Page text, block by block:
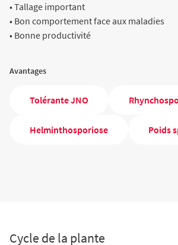
• Tallage important
• Bon comportement face aux maladies
• Bonne productivité
Avantages
Tolérante JNO
Helminthosporiose Poids
Cycle de la plante